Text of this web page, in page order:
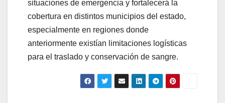
situaciones de emergencia y fortalecerá la
cobertura en distintos municipios del estado,
especialmente en regiones donde
anteriormente existían limitaciones logísticas
para el traslado y conservación de sangre.